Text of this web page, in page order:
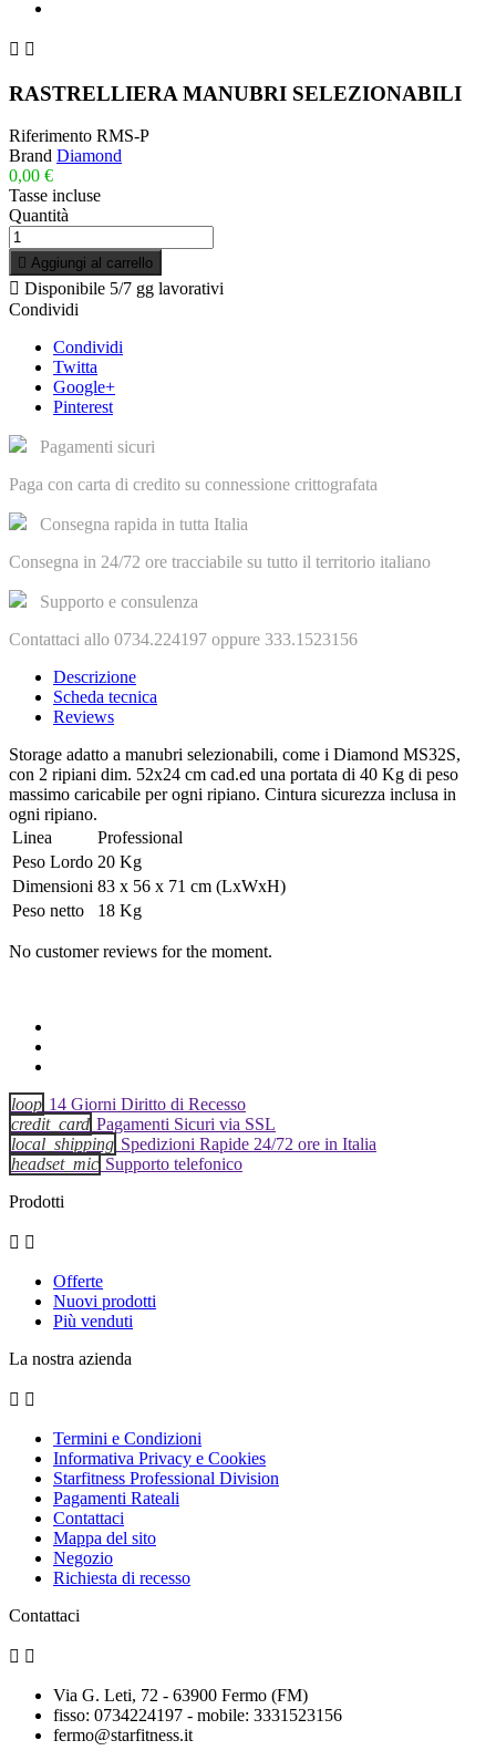
 
RASTRELLIERA MANUBRI SELEZIONABILI
Riferimento RMS-P
Brand Diamond
0,00 €
Tasse incluse
Quantità
 Aggiungi al carrello
 Disponibile 5/7 gg lavorativi
Condividi
Condividi
Twitta
Google+
Pinterest
Pagamenti sicuri
Paga con carta di credito su connessione crittografata
Consegna rapida in tutta Italia
Consegna in 24/72 ore tracciabile su tutto il territorio italiano
Supporto e consulenza
Contattaci allo 0734.224197 oppure 333.1523156
Descrizione
Scheda tecnica
Reviews
Storage adatto a manubri selezionabili, come i Diamond MS32S,
con 2 ripiani dim. 52x24 cm cad.ed una portata di 40 Kg di peso
massimo caricabile per ogni ripiano. Cintura sicurezza inclusa in
ogni ripiano.
Linea
Professional
Peso Lordo 20 Kg
Dimensioni 83 x 56 x 71 cm (LxWxH)
Peso netto
18 Kg
No customer reviews for the moment.
loop 14 Giorni Diritto di Recesso
credit_card Pagamenti Sicuri via SSL
local_shipping Spedizioni Rapide 24/72 ore in Italia
headset_mic Supporto telefonico
Prodotti
 
Offerte
Nuovi prodotti
Più venduti
La nostra azienda
 
Termini e Condizioni
Informativa Privacy e Cookies
Starfitness Professional Division
Pagamenti Rateali
Contattaci
Mappa del sito
Negozio
Richiesta di recesso
Contattaci
 
Via G. Leti, 72 - 63900 Fermo (FM)
fisso: 0734224197 - mobile: 3331523156
fermo@starfitness.it